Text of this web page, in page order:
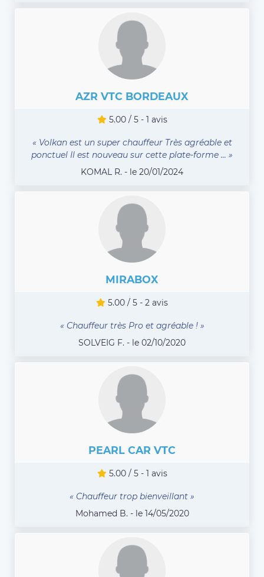
AZR VTC BORDEAUX
5.00 / 5 - 1 avis
« Volkan est un super chauffeur Très agréable et
ponctuel Il est nouveau sur cette plate-forme ... »
KOMAL R. - le 20/01/2024
MIRABOX
5.00 / 5 - 2 avis
« Chauffeur très Pro et agréable ! »
SOLVEIG F. - le 02/10/2020
PEARL CAR VTC
5.00 / 5 - 1 avis
« Chauffeur trop bienveillant »
Mohamed B. - le 14/05/2020